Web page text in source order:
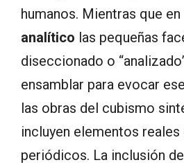
humanos. Mientras que en
analítico las pequeñas
diseccionado o
ensamblar para evocar
las obras del cubismo
incluyen elementos
periódicos. La inclusión